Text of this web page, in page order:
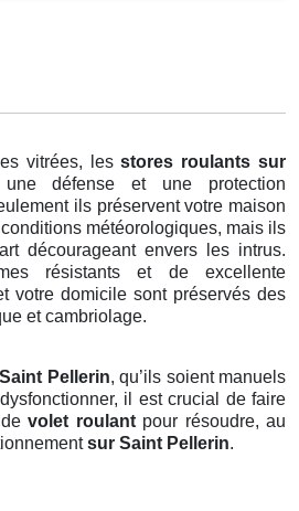
vitrées, lesstores roulants sur
défense et une protection
ils préservent votre maison
météorologiques, mais ils
décourageant envers les intrus.
résistants et de excellente
votre domicile sont préservés des
et cambriolage.
Pellerin, qu’ils soient manuels
il est crucial de faire
devolet roulantpour résoudre, au
sur Saint Pellerin.